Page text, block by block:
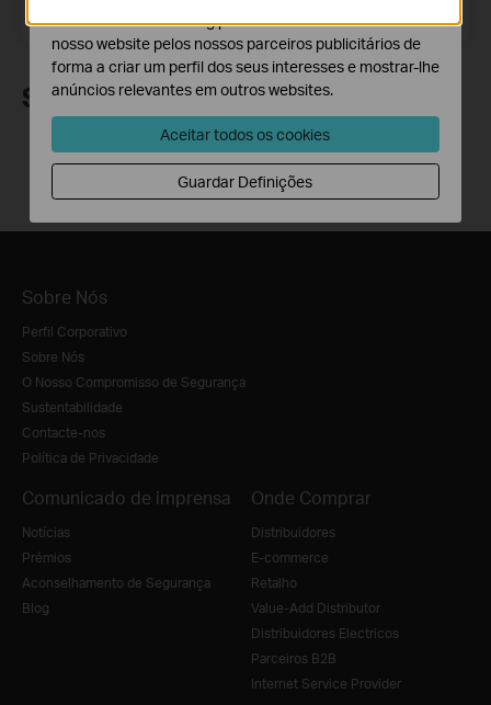
Inscreva-se
Siga-nos
Sobre Nós
Perfil Corporativo
Sobre Nós
O Nosso Compromisso de Segurança
Sustentabilidade
Contacte-nos
Política de Privacidade
Comunicado de imprensa
Notícias
Prémios
Aconselhamento de Segurança
Blog
Onde Comprar
Distribuidores
E-commerce
Retalho
Value-Add Distributor
Distribuidores Electricos
Parceiros B2B
Internet Service Provider
O cookies de marketing podem ser definidos através do
nosso website pelos nossos parceiros publicitários de
forma a criar um perfil dos seus interesses e mostrar-lhe
anúncios relevantes em outros websites.
Aceitar todos os cookies
Guardar Definições